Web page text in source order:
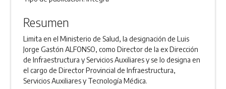
Resumen
Limita en el Ministerio de Salud, la designación de Luis
Jorge Gastón ALFONSO, como Director de la ex Dirección
de Infraestructura y Servicios Auxiliares y se lo designa en
el cargo de Director Provincial de Infraestructura,
Servicios Auxiliares y Tecnología Médica.